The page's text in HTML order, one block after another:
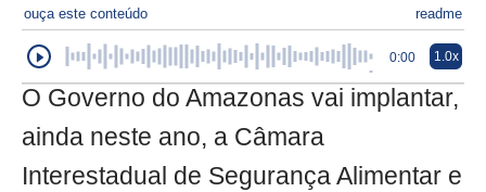
ouça este conteúdo readme
0:00 1.0x
O Governo do Amazonas vai implantar,
ainda neste ano, a Câmara
Interestadual de Segurança Alimentar e